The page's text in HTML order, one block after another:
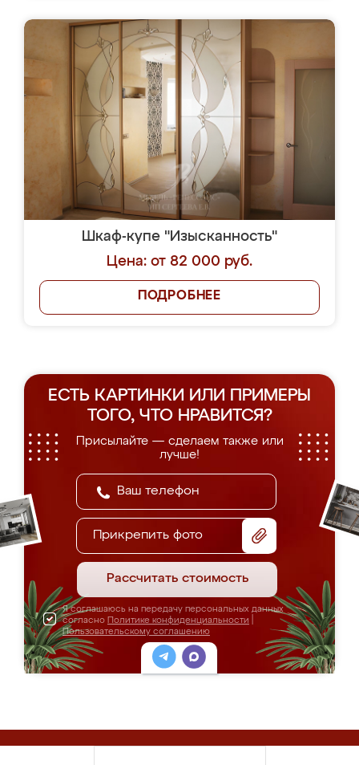
Шкаф-купе "Изысканность"
Цена: от 82 000 руб.
ПОДРОБНЕЕ
ЕСТЬ КАРТИНКИ ИЛИ ПРИМЕРЫ
ТОГО, ЧТО НРАВИТСЯ?
Присылайте — сделаем также или
лучше!
Прикрепить фото
Рассчитать стоимость
Я соглашаюсь на передачу персональных данных
согласно Политике конфиденциальности
Пользовательскому соглашению